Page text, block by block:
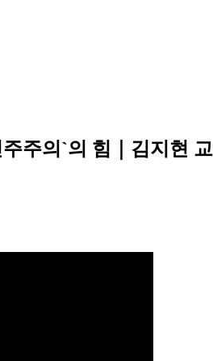
주의`의 힘｜김지현